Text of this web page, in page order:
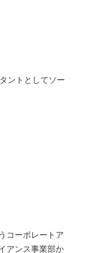
ントとしてソー
コーポレートア
アンス事業部か